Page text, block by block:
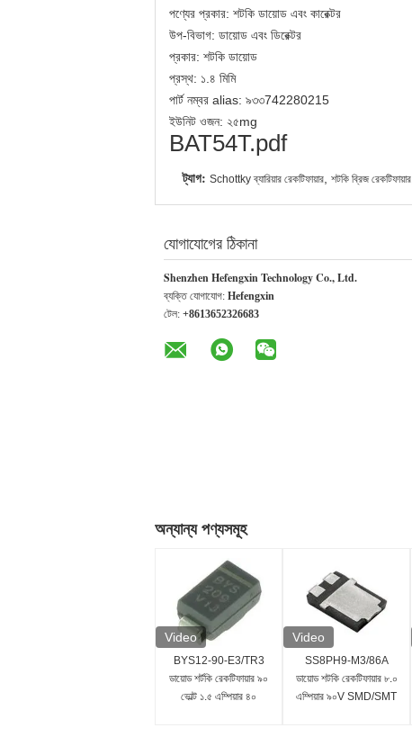
পণ্যের প্রকার: শটকি ডায়োড এবং কারেক্টর
উপ-বিভাগ: ডায়োড এবং ডিরেক্টর
প্রকার: শটকি ডায়োড
প্রস্থ: ১.৪ মিমি
পার্ট নম্বর alias: ৯৩৩742280215
ইউনিট ওজন: ২৫mg
BAT54T.pdf
ট্যাগ: Schottky ব্যারিয়ার রেকটিফায়ার শটকি ব্রিজ রেকটিফায়ার
যোগাযোগের ঠিকানা
Shenzhen Hefengxin Technology Co., Ltd.
ব্যক্তি যোগাযোগ: Hefengxin
টেল: +8613652326683
অন্যান্য পণ্যসমূহ
Video
BYS12-90-E3/TR3
ডায়োড শর্টকি রেকটিফায়ার ৯০
ভোল্ট ১.৫ এম্পিয়ার ৪০
Video
SS8PH9-M3/86A
ডায়োড শটকি রেকটিফায়ার ৮.০
এম্পিয়ার ৯০V SMD/SMT